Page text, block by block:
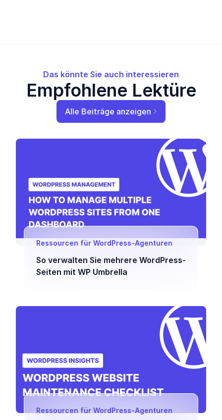
Das könnte Sie auch interessieren
Empfohlene Lektüre
Alle Beiträge anzeigen
Ressourcen für WordPress-Agenturen
So verwalten Sie mehrere WordPress-
Seiten mit WP Umbrella
Ressourcen für WordPress-Agenturen